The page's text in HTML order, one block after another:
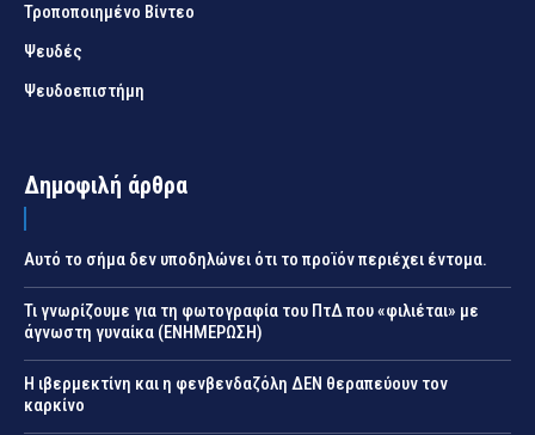
Τροποποιημένο Βίντεο
Ψευδές
Ψευδοεπιστήμη
Δημοφιλή άρθρα
Αυτό το σήμα δεν υποδηλώνει ότι το προϊόν περιέχει έντομα.
Τι γνωρίζουμε για τη φωτογραφία του ΠτΔ που «φιλιέται» με
άγνωστη γυναίκα (ΕΝΗΜΕΡΩΣΗ)
Η ιβερμεκτίνη και η φενβενδαζόλη ΔΕΝ θεραπεύουν τον
καρκίνο